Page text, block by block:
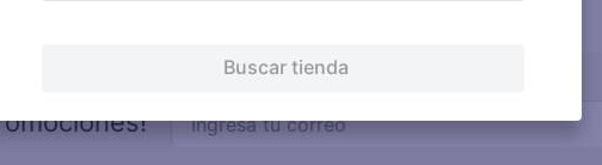
Buscar tienda